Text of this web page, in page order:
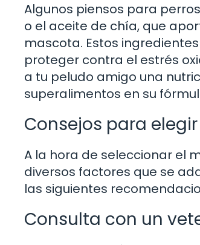
Algunos piensos para
o el aceite de chía, que
mascota. Estos
proteger contra el estrés
a tu peludo amigo una
superalimentos en su
Consejos para
A la hora de seleccionar el
diversos factores que se
las siguientes
Consulta con un